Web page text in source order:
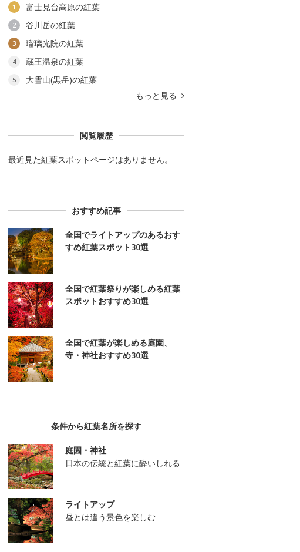
1 富士見台高原の紅葉
2 谷川岳の紅葉
3 瑠璃光院の紅葉
4 蔵王温泉の紅葉
5
大雪山(黒岳)の紅葉
もっと見る
閲覧履歴
最近見た紅葉スポットページはありません。
おすすめ記事
全国でライトアップのあるおす
すめ紅葉スポット30選
全国で紅葉祭りが楽しめる紅葉
スポットおすすめ30選
全国で紅葉が楽しめる庭園、
寺・神社おすすめ30選
条件から紅葉名所を探す
庭園・神社
日本の伝統と紅葉に酔いしれる
ライトアップ
昼とは違う景色を楽しむ